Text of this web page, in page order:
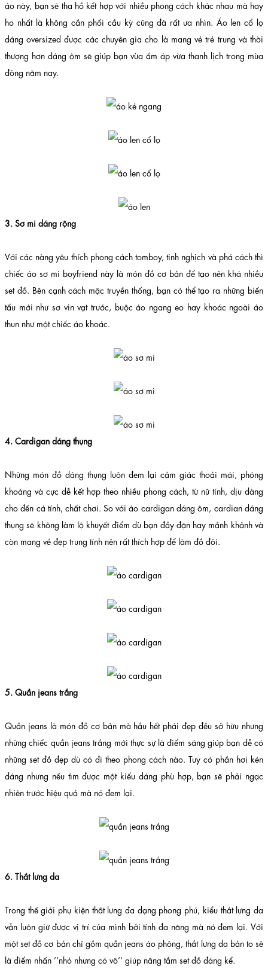
áo này, bạn sẽ tha hồ kết hợp với nhiều phong cách khác nhau mà hay
ho nhất là không cần phối cầu kỳ cũng đã rất ưa nhìn. Áo len cổ lọ
dáng oversized được các chuyên gia cho là mang vẻ trẻ trung và thời
thượng hơn dáng ôm sẽ giúp bạn vừa ấm áp vừa thanh lịch trong mùa
đông năm nay.
3. Sơ mi dáng rộng
Với các nàng yêu thích phong cách tomboy, tinh nghịch và phá cách thì
chiếc áo sơ mi boyfriend này là món đồ cơ bản để tạo nên khá nhiều
set đồ. Bên cạnh cách mặc truyền thống, bạn có thể tạo ra những biến
tấu mới như sơ vin vạt trước, buộc áo ngang eo hay khoác ngoài áo
thun như một chiếc áo khoác.
4. Cardigan dáng thụng
Những món đồ dáng thụng luôn đem lại cảm giác thoải mái, phóng
khoáng và cực dễ kết hợp theo nhiều phong cách, từ nữ tính, dịu dàng
cho đến cá tính, chất chơi. So với áo cardigan dáng ôm, cardian dáng
thụng sẽ không làm lộ khuyết điểm dù bạn đầy đặn hay mảnh khảnh và
còn mang vẻ đẹp trung tính nên rất thích hợp để làm đồ đôi.
5. Quần jeans trắng
Quần jeans là món đồ cơ bản mà hầu hết phái đẹp đều sở hữu nhưng
những chiếc quần jeans trắng mới thực sự là điểm sáng giúp bạn dễ có
những set đồ đẹp dù có đi theo phong cách nào. Tuy có phần hơi kén
dáng nhưng nếu tìm được một kiểu dáng phù hợp, bạn sẽ phải ngạc
nhiên trước hiệu quả mà nó đem lại.
6. Thắt lưng da
Trong thế giới phụ kiện thắt lưng đa dạng phong phú, kiểu thắt lưng da
vẫn luôn giữ được vị trí của mình bởi tính đa năng mà nó đem lại. Với
một set đồ cơ bản chỉ gồm quần jeans áo phông, thắt lưng da bản to sẽ
là điểm nhấn ’’nhỏ nhưng có võ’’ giúp nâng tầm set đồ đáng kể.